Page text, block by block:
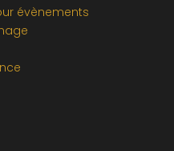
évènements